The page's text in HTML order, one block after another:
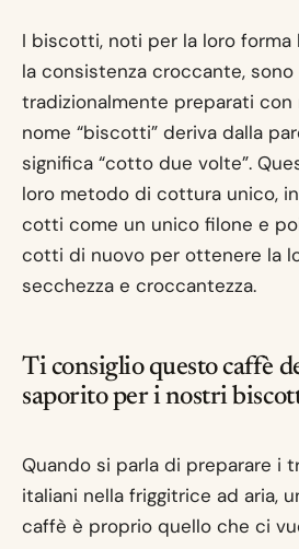
I biscotti, noti per la loro
la consistenza croccante,
tradizionalmente preparati con
nome “biscotti” deriva dalla
significa “cotto due volte”.
loro metodo di cottura unico,
cotti come un unico filone e
cotti di nuovo per ottenere la
secchezza e croccantezza.
Ti consiglio questo caffè
saporito per i nostri
Quando si parla di preparare i
italiani nella friggitrice ad aria,
caffè è proprio quello che ci